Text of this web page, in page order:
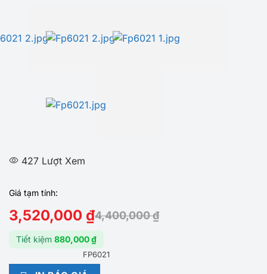
427 Lượt Xem
Giá tạm tính:
3,520,000 ₫4,400,000₫
Tiết kiệm 880,000₫
FP6021